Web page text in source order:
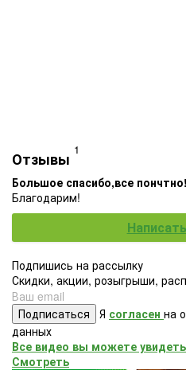
Отзывы 1
Большое спасибо,все
Благодарим!
Подпишись на рассылку
Скидки, акции, розыгрыши,
Подписаться Я согласен на
данных
Все видео вы можете
Смотреть